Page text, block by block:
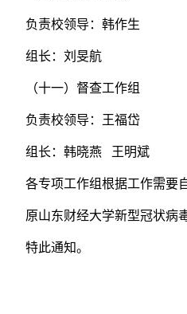
负责校领导：韩作生
组长：刘旻航
（十一）督查工作组
负责校领导：王福岱
组长：韩晓燕 王明斌
各专项工作组根据工作需要
原山东财经大学新型冠状病
特此通知。